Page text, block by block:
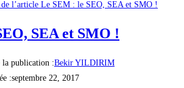
SEA et SMO !
la publication :Bekir YILDIRIM
:septembre 22, 2017